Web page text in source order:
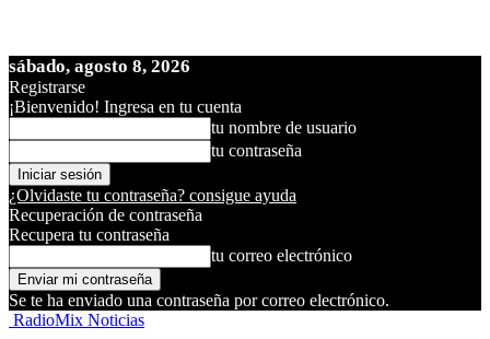
sábado, agosto 8, 2026
Registrarse
¡Bienvenido! Ingresa en tu cuenta
tu nombre de usuario
tu contraseña
¿Olvidaste tu contraseña? consigue ayuda
Recuperación de contraseña
Recupera tu contraseña
tu correo electrónico
Se te ha enviado una contraseña por correo electrónico.
RadioMix Noticias